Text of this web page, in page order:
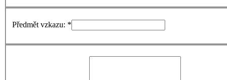
Předmět vzkazu: *